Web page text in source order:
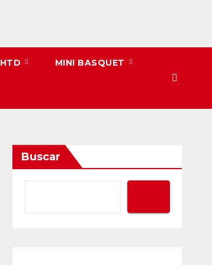
HTD MINI BASQUET
Buscar